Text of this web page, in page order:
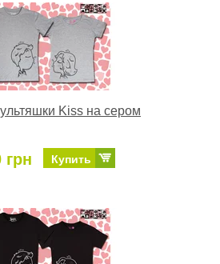
Kiss на сером
грн Купить